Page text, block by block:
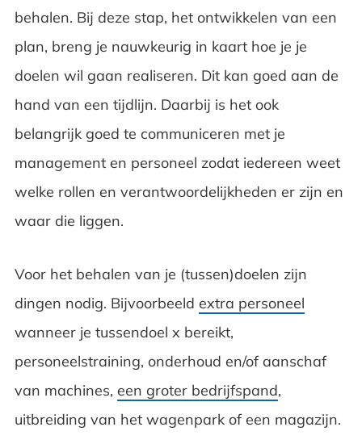
behalen. Bij deze stap, het ontwikkelen van een
plan, breng je nauwkeurig in kaart hoe je je
doelen wil gaan realiseren. Dit kan goed aan de
hand van een tijdlijn. Daarbij is het ook
belangrijk goed te communiceren met je
management en personeel zodat iedereen weet
welke rollen en verantwoordelijkheden er zijn en
waar die liggen.
Voor het behalen van je (tussen)doelen zijn
dingen nodig. Bijvoorbeeld extra personeel
wanneer je tussendoel x bereikt,
personeelstraining, onderhoud en/of aanschaf
van machines, een groter bedrijfspand,
uitbreiding van het wagenpark of een magazijn.